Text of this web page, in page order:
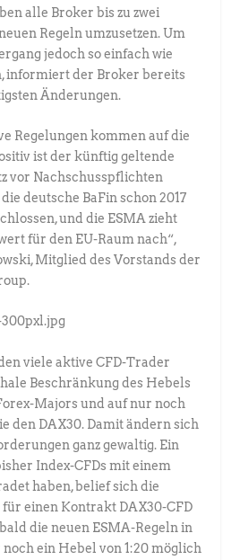
alle Broker bis zu zwei
Regeln umzusetzen. Um
jedoch so einfach wie
informiert der Broker bereits
Änderungen.
Regelungen kommen auf die
ist der künftig geltende
vor Nachschusspflichten
deutsche BaFin schon 2017
und die ESMA zieht
für den EU-Raum nach“,
Mitglied des Vorstands der
viele aktive CFD-Trader
Beschränkung des Hebels
Majors und auf nur noch
den DAX30. Damit ändern sich
ganz gewaltig. Ein
Index-CFDs mit einem
haben, belief sich die
einen Kontrakt DAX30-CFD
die neuen ESMA-Regeln in
ein Hebel von 1:20 möglich